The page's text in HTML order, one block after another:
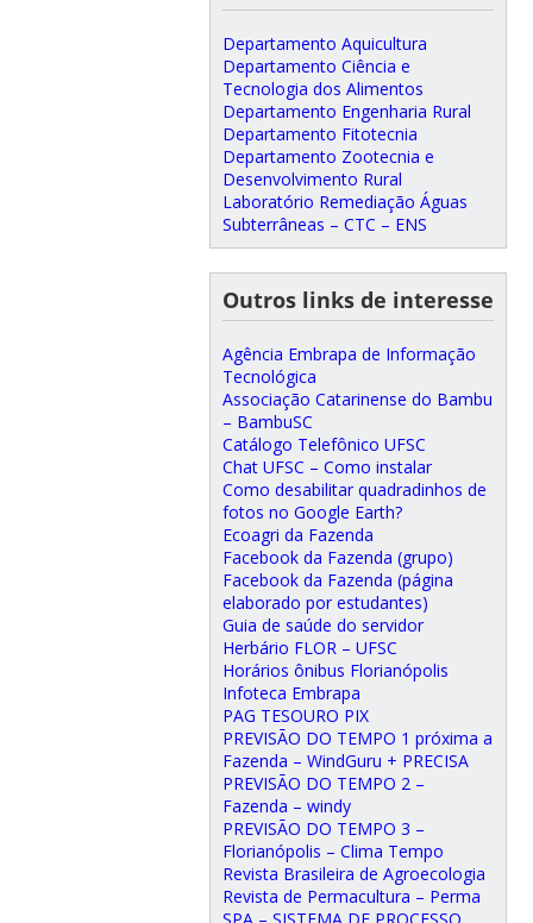
Departamento Aquicultura
Departamento Ciência e
Tecnologia dos Alimentos
Departamento Engenharia Rural
Departamento Fitotecnia
Departamento Zootecnia e
Desenvolvimento Rural
Laboratório Remediação Águas
Subterrâneas – CTC – ENS
Outros links de interesse
Agência Embrapa de Informação
Tecnológica
Associação Catarinense do Bambu
– BambuSC
Catálogo Telefônico UFSC
Chat UFSC – Como instalar
Como desabilitar quadradinhos de
fotos no Google Earth?
Ecoagri da Fazenda
Facebook da Fazenda (grupo)
Facebook da Fazenda (página
elaborado por estudantes)
Guia de saúde do servidor
Herbário FLOR – UFSC
Horários ônibus Florianópolis
Infoteca Embrapa
PAG TESOURO PIX
PREVISÃO DO TEMPO 1 próxima a
Fazenda – WindGuru + PRECISA
PREVISÃO DO TEMPO 2 –
Fazenda – windy
PREVISÃO DO TEMPO 3 –
Florianópolis – Clima Tempo
Revista Brasileira de Agroecologia
Revista de Permacultura – Perma